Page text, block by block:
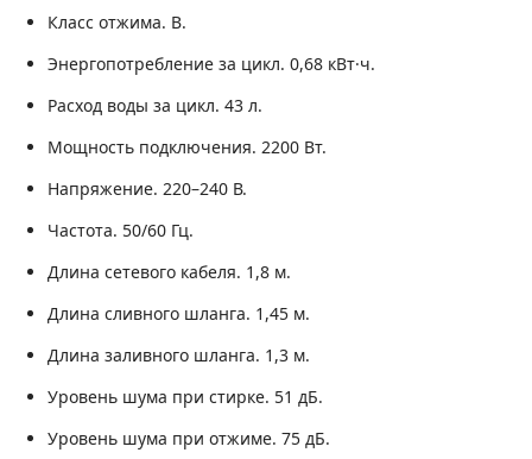
Класс отжима. B.
Энергопотребление за цикл. 0,68 кВт·ч.
Расход воды за цикл. 43 л.
Мощность подключения. 2200 Вт.
Напряжение. 220–240 В.
Частота. 50/60 Гц.
Длина сетевого кабеля. 1,8 м.
Длина сливного шланга. 1,45 м.
Длина заливного шланга. 1,3 м.
Уровень шума при стирке. 51 дБ.
Уровень шума при отжиме. 75 дБ.